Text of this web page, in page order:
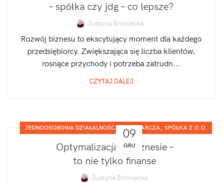
– spółka czy jdg – co lepsze?
Justyna Broniecka
Rozwój biznesu to ekscytujący moment dla każdego
przedsiębiorcy. Zwiększająca się liczba klientów,
rosnące przychody i potrzeba zatrudn...
CZYTAJ DALEJ
09
GRU
JEDNOOSOBOWA DZIAŁALNOŚĆ GOSPODARCZA, SPÓŁKA Z O.O.
Optymalizacja w biznesie –
to nie tylko finanse
Justyna Broniecka